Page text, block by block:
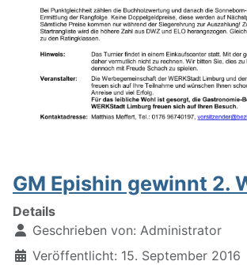
GM Epishin gewinnt 2.
Details
Geschrieben von: Administrator
Veröffentlicht: 15. September 2016